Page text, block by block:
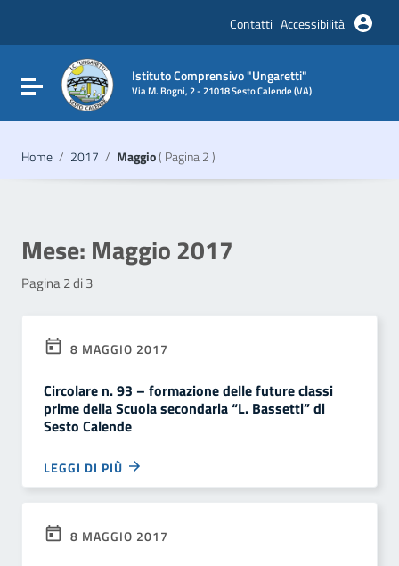
Vai al footer
Contatti Accessibilità
Attiva / disattiva la navigazione
Istituto Comprensivo "Ungaretti"
Via M. Bogni, 2 - 21018 Sesto Calende (VA)
Home / 2017 / Maggio( Pagina 2 )
Mese: Maggio 2017
Pagina 2 di 3
8 MAGGIO 2017
Circolare n. 93 – formazione delle future classi
prime della Scuola secondaria “L. Bassetti” di
Sesto Calende
LEGGI DI PIÙ
8 MAGGIO 2017